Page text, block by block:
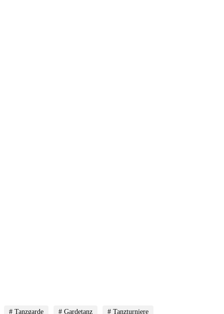
# Tanzgarde # Gardetanz # Tanzturniere